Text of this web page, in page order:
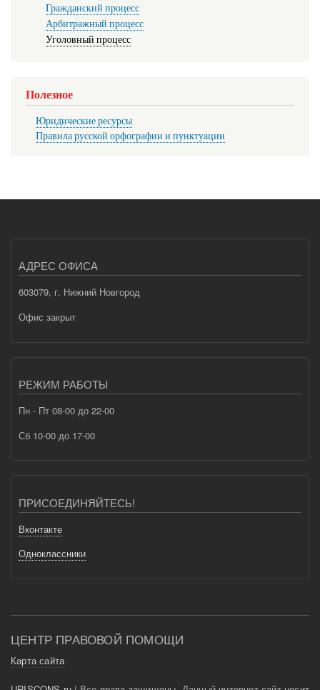
Гражданский процесс
Арбитражный процесс
Уголовный процесс
Полезное
Юридические ресурсы
Правила русской орфографии и пунктуации
АДРЕС ОФИСА
603079, г. Нижний Новгород
Офис закрыт
РЕЖИМ РАБОТЫ
Пн - Пт 08-00 до 22-00
Сб 10-00 до 17-00
ПРИСОЕДИНЯЙТЕСЬ!
Вконтакте
Одноклассники
ЦЕНТР ПРАВОВОЙ ПОМОЩИ
Карта сайта